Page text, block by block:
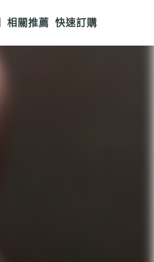
相關推薦 快速訂購